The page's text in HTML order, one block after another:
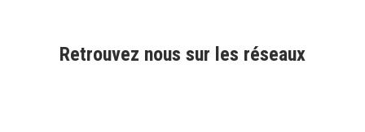
Retrouvez nous sur les réseaux